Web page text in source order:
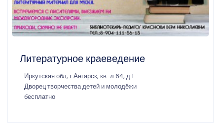
Литературное краеведение
Иркутская обл, г Ангарск, кв-л 64, д 1
Дворец творчества детей и молодёжи
бесплатно